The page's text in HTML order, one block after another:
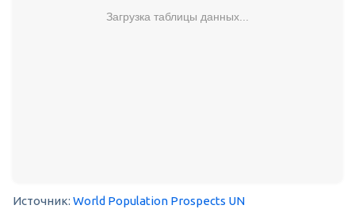
Загрузка таблицы данных...
Источник: World Population Prospects UN